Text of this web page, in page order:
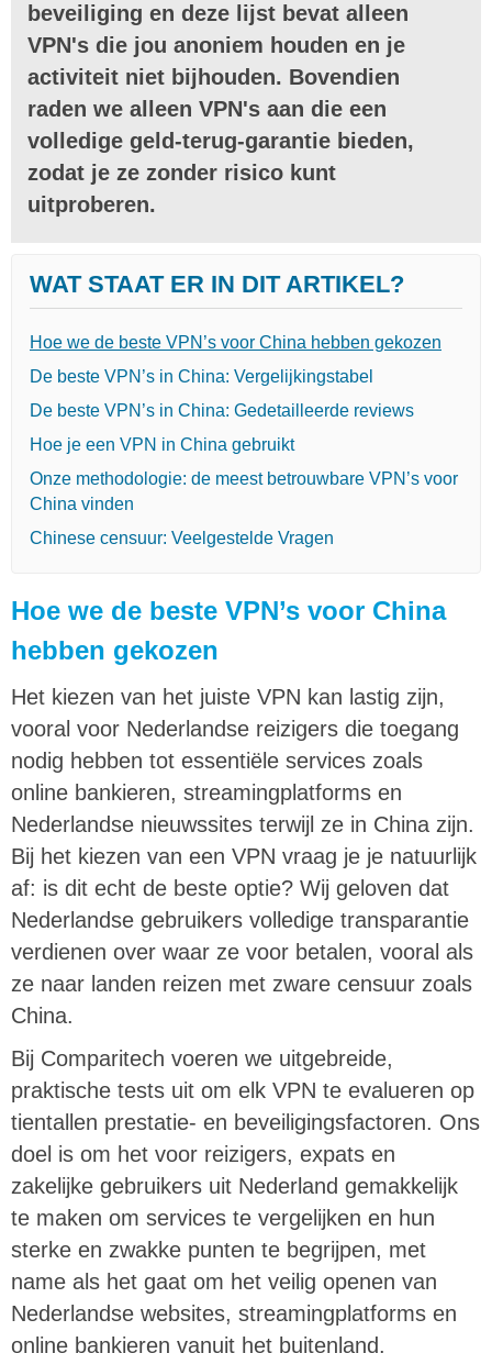
beveiliging en deze lijst bevat alleen
VPN's die jou anoniem houden en je
activiteit niet bijhouden. Bovendien
raden we alleen VPN's aan die een
volledige geld-terug-garantie bieden,
zodat je ze zonder risico kunt
uitproberen.
WAT STAAT ER IN DIT ARTIKEL?
Hoe we de beste VPN’s voor China hebben gekozen
De beste VPN’s in China: Vergelijkingstabel
De beste VPN’s in China: Gedetailleerde reviews
Hoe je een VPN in China gebruikt
Onze methodologie: de meest betrouwbare VPN’s voor
China vinden
Chinese censuur: Veelgestelde Vragen
Hoe we de beste VPN’s voor China
hebben gekozen
Het kiezen van het juiste VPN kan lastig zijn,
vooral voor Nederlandse reizigers die toegang
nodig hebben tot essentiële services zoals
online bankieren, streamingplatforms en
Nederlandse nieuwssites terwijl ze in China zijn.
Bij het kiezen van een VPN vraag je je natuurlijk
af: is dit echt de beste optie? Wij geloven dat
Nederlandse gebruikers volledige transparantie
verdienen over waar ze voor betalen, vooral als
ze naar landen reizen met zware censuur zoals
China.
Bij Comparitech voeren we uitgebreide,
praktische tests uit om elk VPN te evalueren op
tientallen prestatie- en beveiligingsfactoren. Ons
doel is om het voor reizigers, expats en
zakelijke gebruikers uit Nederland gemakkelijk
te maken om services te vergelijken en hun
sterke en zwakke punten te begrijpen, met
name als het gaat om het veilig openen van
Nederlandse websites, streamingplatforms en
online bankieren vanuit het buitenland.